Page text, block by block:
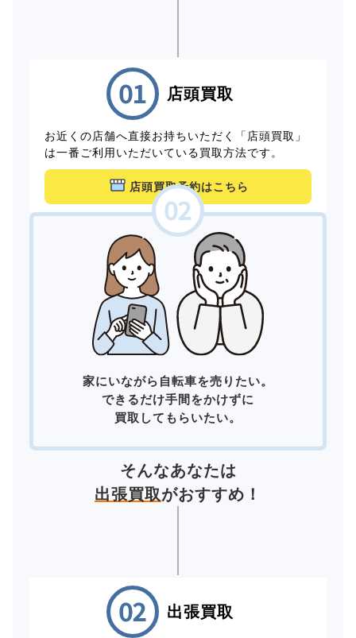
店頭買取
お近くの店舗へ直接お持ちいただく「店頭買取」
は一番ご利用いただいている買取方法です。
店頭買取予約はこちら
家にいながら自転車を売りたい。
できるだけ手間をかけずに
買取してもらいたい。
そんなあなたは
出張買取がおすすめ！
出張買取